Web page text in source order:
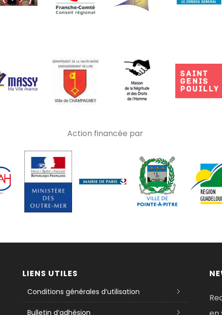
Action financée par
LIENS UTILES
Conditions générales d’utilisation
Bulletin d’adhésion